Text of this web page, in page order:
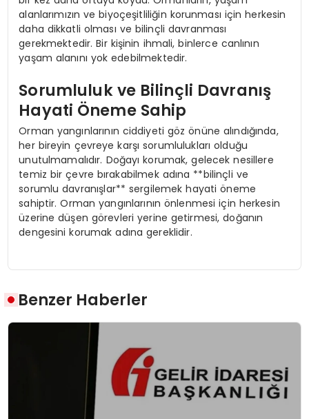
alanlarımızın ve biyoçeşitliliğin korunması için herkesin
daha dikkatli olması ve bilinçli davranması
gerekmektedir. Bir kişinin ihmali, binlerce canlının
yaşam alanını yok edebilmektedir.
Sorumluluk ve Bilinçli Davranış
Hayati Öneme Sahip
Orman yangınlarının ciddiyeti göz önüne alındığında,
her bireyin çevreye karşı sorumlulukları olduğu
unutulmamalıdır. Doğayı korumak, gelecek nesillere
temiz bir çevre bırakabilmek adına **bilinçli ve
sorumlu davranışlar** sergilemek hayati öneme
sahiptir. Orman yangınlarının önlenmesi için herkesin
üzerine düşen görevleri yerine getirmesi, doğanın
dengesini korumak adına gereklidir.
Benzer Haberler